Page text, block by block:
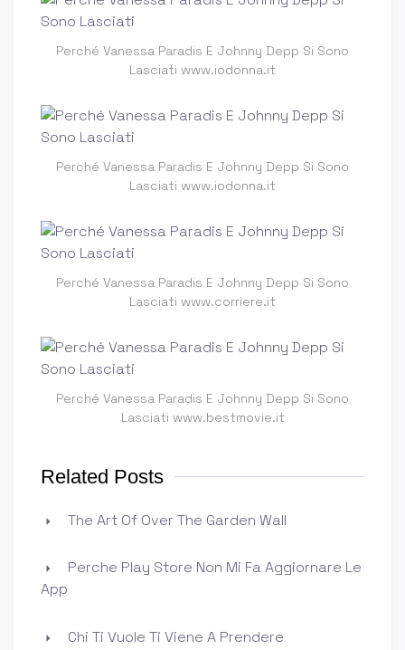
Perché Vanessa Paradis E Johnny Depp Si Sono
Lasciati www.iodonna.it
Perché Vanessa Paradis E Johnny Depp Si Sono
Lasciati www.iodonna.it
Perché Vanessa Paradis E Johnny Depp Si Sono
Lasciati www.corriere.it
Perché Vanessa Paradis E Johnny Depp Si Sono
Lasciati www.bestmovie.it
Related Posts
The Art Of Over The Garden Wall
Perche Play Store Non Mi Fa Aggiornare Le
App
Chi Ti Vuole Ti Viene A Prendere